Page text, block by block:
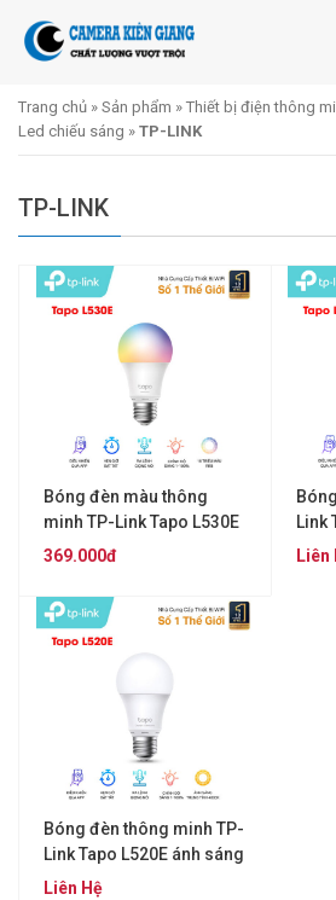
Trang chủ » Sản phẩm » Thiết bị điện thông
Led chiếu sáng » TP-LINK
TP-LINK
Bóng đèn màu thông
minh TP-Link Tapo L530E
16 triệu màu
369.000đ
Link
ấm
Liên
Bóng đèn thông minh TP-
Link Tapo L520E ánh sáng
ấm 4000K
Liên Hệ